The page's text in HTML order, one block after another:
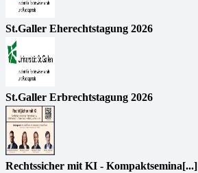
St.Galler Eherechtstagung 2026
St.Galler Erbrechtstagung 2026
Rechtssicher mit KI - Kompaktsemina[...]